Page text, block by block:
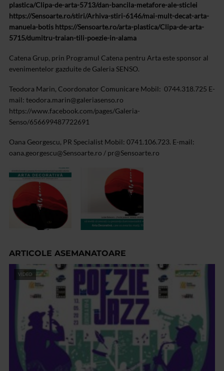
plastica/Clipa-de-arta-5713/dan-bancila-metafore-ale-sticlei
https://Sensoarte.ro/stiri/Arhiva-stiri-6146/mai-mult-decat-arta-
manuela-botis https://Sensoarte.ro/arta-plastica/Clipa-de-arta-
5715/dumitru-traian-tili-poezie-in-alama
Catena Grup, prin Programul Catena pentru Arta este sponsor al
evenimentelor gazduite de Galeria SENSO.
Teodora Marin, Coordonator Comunicare Mobil: 0744.318.725 E-
mail: teodora.marin@galeriasenso.ro
https://www.facebook.com/pages/Galeria-
Senso/656699487722691
Oana Georgescu, PR Specialist Mobil: 0741.106.723. E-mail:
oana.georgescu@Sensoarte.ro / pr@Sensoarte.ro
ARTICOLE ASEMANATOARE
VIDEO